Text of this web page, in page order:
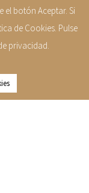
el botón Aceptar. Si
de Cookies. Pulse
privacidad.